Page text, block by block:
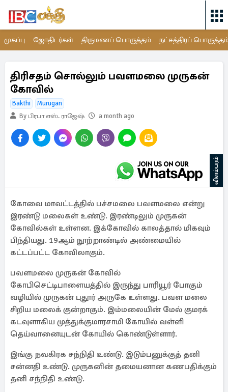
முகப்பு ஜோதிடர்கள் திருமணப் பொருத்தம் நட்சத்திரப்
திரிசதம் சொல்லும் பவளமலை முருகன்
கோவில்
Bakthi
Murugan
By பிரபா எஸ். ராஜேஷ்
a month ago
விளம்பரம்
கோவை மாவட்டத்தில் பச்சமலை பவளமலை என்று
இரண்டு மலைகள் உண்டு. இரண்டிலும் முருகன்
கோவில்கள் உள்ளன. இக்கோவில் காலத்தால் மிகவும்
பிந்தியது. 19ஆம் நூற்றாண்டில் அண்மையில்
கட்டப்பட்ட கோவிலாகும்.
பவளமலை முருகன் கோவில்
கோபிசெட்டிபாளையத்தில் இருந்து பாரியூர் போகும்
வழியில் முருகன் புதூர் அருகே உள்ளது. பவள மலை
சிறிய மலைக் குன்றாகும். இம்மலையின் மேல் குமரக்
கடவுளாகிய முத்துக்குமாரசாமி கோயில் வள்ளி
தெய்வானையுடன் கோயில் கொண்டுள்ளார்.
இங்கு நவகிரக சந்நிதி உண்டு. இடும்பனுக்குத் தனி
சன்னதி உண்டு. முருகனின் தமையனான கணபதிக்கும்
தனி சந்நிதி உண்டு.